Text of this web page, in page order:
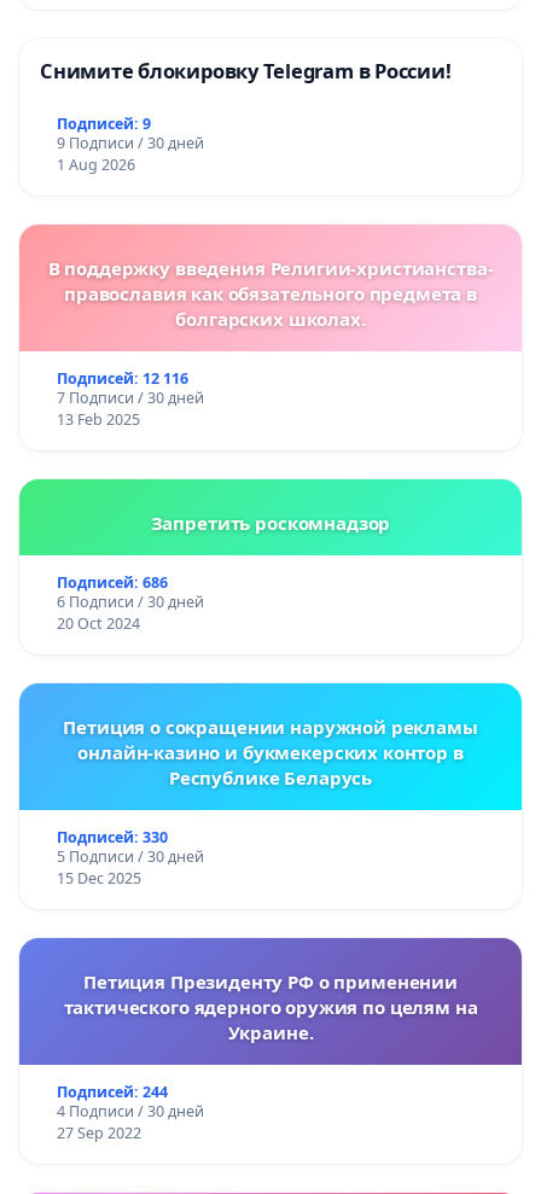
Снимите блокировку Telegram в России!
Подписей: 9
9 Подписи / 30 дней
1 Aug 2026
В поддержку введения Религии-христианства-
православия как обязательного предмета в
болгарских школах.
Подписей: 12 116
7 Подписи / 30 дней
13 Feb 2025
Запретить роскомнадзор
Подписей: 686
6 Подписи / 30 дней
20 Oct 2024
Петиция о сокращении наружной рекламы
онлайн-казино и букмекерских контор в
Республике Беларусь
Подписей: 330
5 Подписи / 30 дней
15 Dec 2025
Петиция Президенту РФ о применении
тактического ядерного оружия по целям на
Украине.
Подписей: 244
4 Подписи / 30 дней
27 Sep 2022